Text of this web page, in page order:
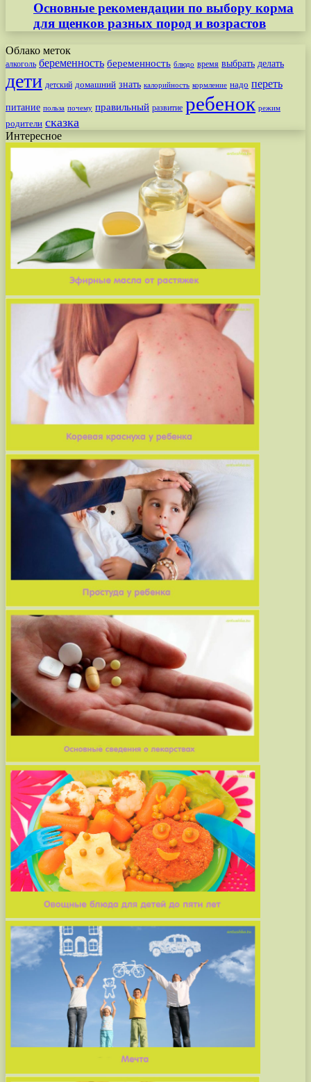
Основные рекомендации по выбору корма
для щенков разных пород и возрастов
Облако меток
алкоголь беременность беременность блюдо время выбрать делать
дети детский домашний знать калорийность кормление надо переть
питание польза почему правильный развитие ребенок режим
родители сказка
Интересное